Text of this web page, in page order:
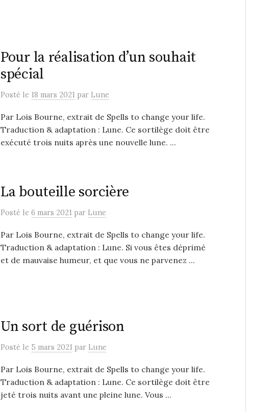
Pour la réalisation d’un souhait
spécial
Posté le 18 mars 2021 par Lune
Par Lois Bourne, extrait de Spells to change your life.
Traduction & adaptation : Lune. Ce sortilège doit être
exécuté trois nuits après une nouvelle lune. ...
La bouteille sorcière
Posté le 6 mars 2021 par Lune
Par Lois Bourne, extrait de Spells to change your life.
Traduction & adaptation : Lune. Si vous êtes déprimé
et de mauvaise humeur, et que vous ne parvenez ...
Un sort de guérison
Posté le 5 mars 2021 par Lune
Par Lois Bourne, extrait de Spells to change your life.
Traduction & adaptation : Lune. Ce sortilège doit être
jeté trois nuits avant une pleine lune. Vous ...